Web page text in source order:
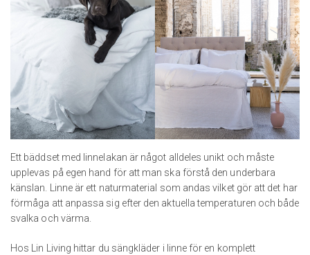
Ett bäddset med linnelakan är något alldeles unikt och måste
upplevas på egen hand för att man ska förstå den underbara
känslan. Linne är ett naturmaterial som andas vilket gör att det har
förmåga att anpassa sig efter den aktuella temperaturen och både
svalka och värma.
Hos Lin Living hittar du sängkläder i linne för en komplett